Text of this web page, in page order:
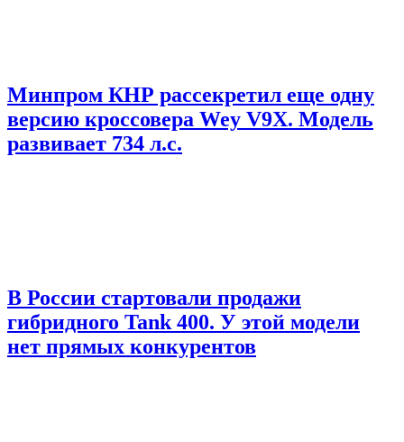
Минпром КНР рассекретил еще одну
версию кроссовера Wey V9X. Модель
развивает 734 л.с.
В России стартовали продажи
гибридного Tank 400. У этой модели
нет прямых конкурентов